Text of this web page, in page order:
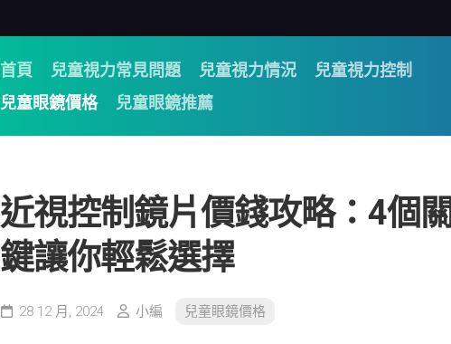
首頁 兒童視力常見問題 兒童視力情況
兒童視力控制
兒童眼鏡價格
兒童眼鏡推薦
近視控制鏡片價錢攻略：4個關
鍵讓你輕鬆選擇
28 12 月, 2024 小編 兒童眼鏡價格